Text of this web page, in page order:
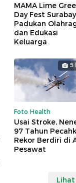
MAMA Lime
Day Fest
Padukan
dan Edukasi
Keluarga
5
Foto Health
Usai Stroke,
97 Tahun
Rekor Berdiri di
Pesawat